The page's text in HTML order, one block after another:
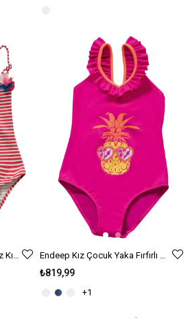
₺819,99
+1